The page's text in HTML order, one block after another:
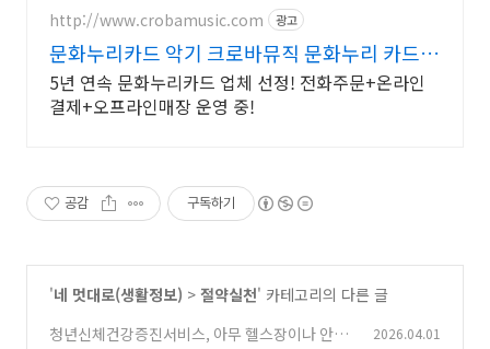
http://www.crobamusic.com 광고
문화누리카드 악기 크로바뮤직 문화누리 카드로
악기 시작!
5년 연속 문화누리카드 업체 선정! 전화주문+온라인
결제+오프라인매장 운영 중!
공감 구독하기
'네 멋대로(생활정보) > 절약실천' 카테고리의 다른 글
청년신체건강증진서비스, 아무 헬스장이나 안되
2026.04.01